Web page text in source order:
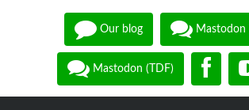
Our blog Mastodon
Mastodon (TDF)